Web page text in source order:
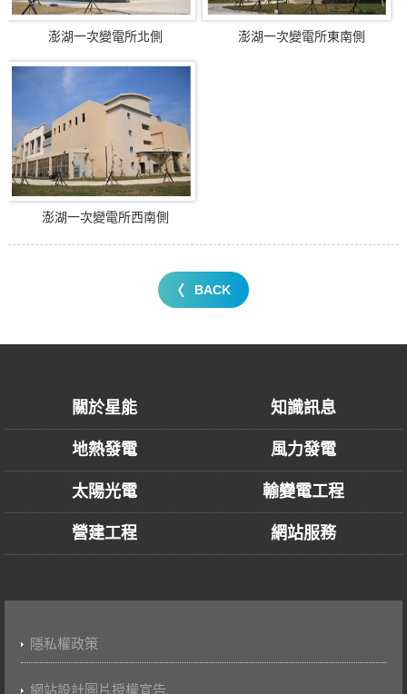
澎湖一次變電所北側 澎湖一次變電所東南側
澎湖一次變電所西南側
BACK
關於星能 知識訊息
地熱發電 風力發電
太陽光電 輸變電工程
營建工程 網站服務
隱私權政策
網站設計圖片授權宣告